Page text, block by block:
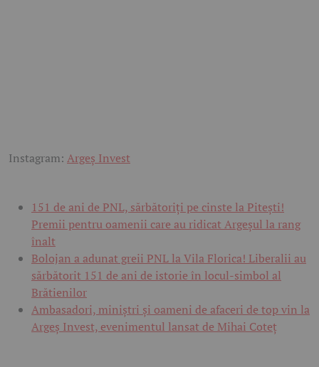
Instagram: Argeș Invest
151 de ani de PNL, sărbătoriți pe cinste la Pitești!
Premii pentru oamenii care au ridicat Argeșul la rang
înalt
Bolojan a adunat greii PNL la Vila Florica! Liberalii au
sărbătorit 151 de ani de istorie în locul-simbol al
Brătienilor
Ambasadori, miniștri și oameni de afaceri de top vin la
Argeș Invest, evenimentul lansat de Mihai Coteț